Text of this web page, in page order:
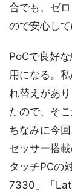
合でも、ゼ
ので安心して
PoCで良好
用になる。
れ替えがあ
たので、そ
ちなみに今
セッサー搭
タッチPCの
7330」「